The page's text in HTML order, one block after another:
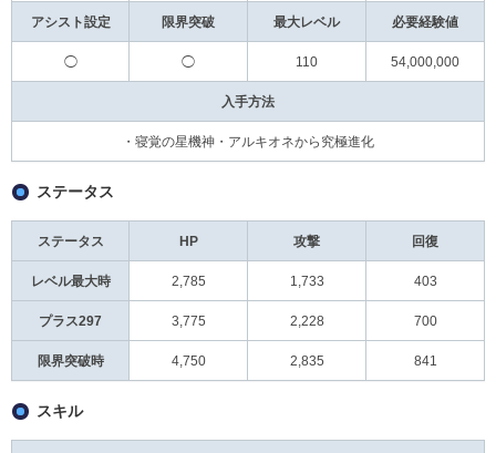
アシスト設定 限界突破 最大レベル 必要経験値
◯ ◯ 110 54,000,000
入手方法
・寝覚の星機神・アルキオネから究極進化
ステータス
ステータス HP 攻撃 回復
レベル最大時 2,785 1,733 403
プラス297 3,775 2,228 700
限界突破時 4,750 2,835 841
スキル